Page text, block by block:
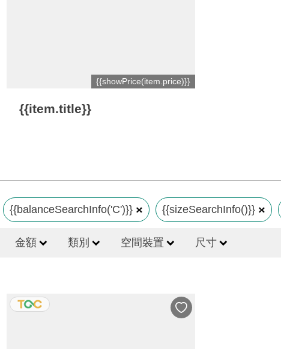
{{showPrice(item.price)}}
{{item.title}}
{{balanceSearchInfo('C')}} {{sizeSearchInfo()}}
金額 類別 空間裝置 尺寸